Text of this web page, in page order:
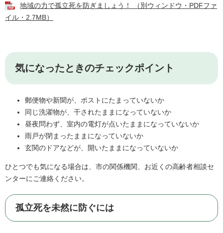
地域の力で孤立死を防ぎましょう！ （別ウィンドウ・PDFファ
イル・2.7MB）
気になったときのチェックポイント
郵便物や新聞が、ポストにたまっていないか
同じ洗濯物が、干されたままになっていないか
昼夜問わず、室内の電灯が点いたままになっていないか
雨戸が閉まったままになっていないか
玄関のドアなどが、開いたままになっていないか
ひとつでも気になる場合は、市の関係機関、お近くの高齢者相談セ
ンターにご連絡ください。
孤立死を未然に防ぐには